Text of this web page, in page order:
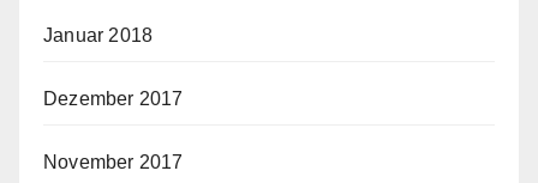
Januar 2018
Dezember 2017
November 2017